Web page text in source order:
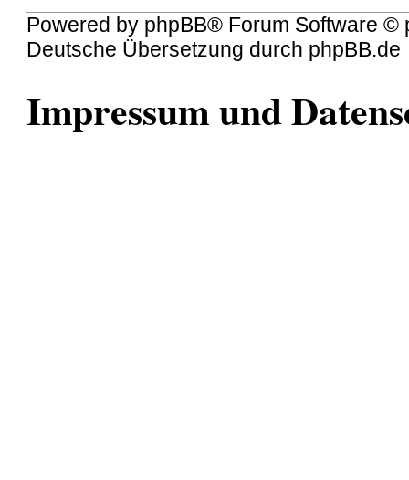
Powered by phpBB® Forum Software ©
Deutsche Übersetzung durch phpBB.de
Impressum und